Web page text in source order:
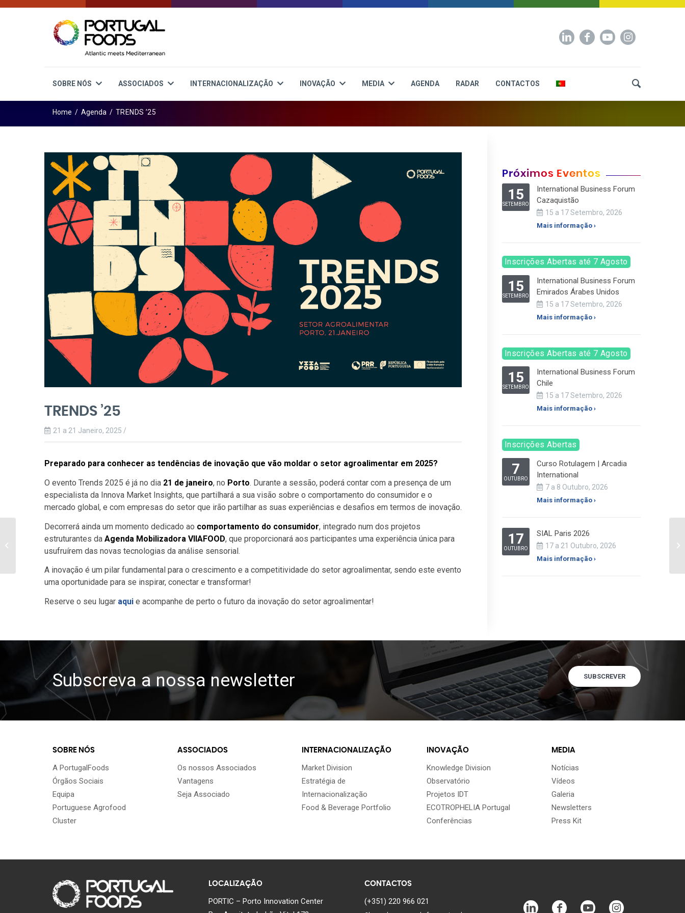
SOBRE NÓS ASSOCIADOS INTERNACIONALIZAÇÃO INOVAÇÃO MEDIA AGENDA RADAR CONTACTOS
Home / Agenda / TRENDS ’25
TRENDS ’25
21 a 21 Janeiro, 2025 /
Preparado para conhecer as tendências de inovação que vão moldar o setor agroalimentar em 2025?
O evento Trends 2025 é já no dia 21 de janeiro, no Porto. Durante a sessão, poderá contar com a presença de um
especialista da Innova Market Insights, que partilhará a sua visão sobre o comportamento do consumidor e o
mercado global, e com empresas do setor que irão partilhar as suas experiências e desafios em termos de inovação.
Decorrerá ainda um momento dedicado ao comportamento do consumidor, integrado num dos projetos
estruturantes da Agenda Mobilizadora VIIAFOOD, que proporcionará aos participantes uma experiência única para
usufruírem das novas tecnologias da análise sensorial.
A inovação é um pilar fundamental para o crescimento e a competitividade do setor agroalimentar, sendo este evento
uma oportunidade para se inspirar, conectar e transformar!
Reserve o seu lugar aqui e acompanhe de perto o futuro da inovação do setor agroalimentar!
Próximos Eventos
15
SETEMBRO
International Business Forum
Cazaquistão
15 a 17 Setembro, 2026
Mais informação ›
Inscrições Abertas até 7 Agosto
15
SETEMBRO
International Business Forum
Emirados Árabes Unidos
15 a 17 Setembro, 2026
Mais informação ›
Inscrições Abertas até 7 Agosto
15
SETEMBRO
International Business Forum
Chile
15 a 17 Setembro, 2026
Mais informação ›
Inscrições Abertas
7
OUTUBRO
Curso Rotulagem | Arcadia
International
7 a 8 Outubro, 2026
Mais informação ›
17
OUTUBRO
SIAL Paris 2026
17 a 21 Outubro, 2026
Mais informação ›
Subscreva a nossa newsletter SUBSCREVER
SOBRE NÓS
A PortugalFoods
Órgãos Sociais
Equipa
Portuguese Agrofood
Cluster
ASSOCIADOS
Os nossos Associados
Vantagens
Seja Associado
INTERNACIONALIZAÇÃO
Market Division
Estratégia de
Internacionalização
Food & Beverage Portfolio
INOVAÇÃO
Knowledge Division
Observatório
Projetos IDT
ECOTROPHELIA Portugal
Conferências
MEDIA
Notícias
Vídeos
Galeria
Newsletters
Press Kit
LOCALIZAÇÃO
PORTIC – Porto Innovation Center
CONTACTOS
(+351) 220 966 021